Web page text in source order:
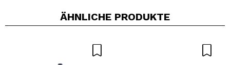
ÄHNLICHE PRODUKTE